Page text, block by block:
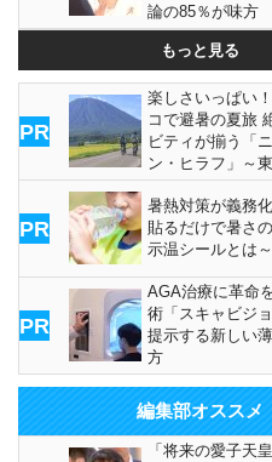
論の85％が味方
もっと見る
PR
楽しさいっぱい
コで避暑の夏旅
ビティが揃う「
ン・ヒラフ」～
PR
暑熱対策が義務
貼るだけで暑さ
示温シールとは
PR
AGA治療に革命
術「スキャビジ
提示する新しい
方
編集部オススメ
「将来の愛子天